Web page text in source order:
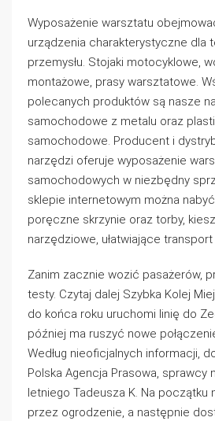
Wyposażenie warsztatu
urządzenia charakterystyczne dla
przemysłu. Stojaki motocyklowe,
montażowe, prasy warsztatowe.
polecanych produktów są nasze
samochodowe z metalu oraz
samochodowe. Producent i
narzędzi oferuje wyposażenie
samochodowych w niezbędny
sklepie internetowym można
poręczne skrzynie oraz torby,
narzędziowe, ułatwiające
Zanim zacznie wozić pasażerów,
testy. Czytaj dalej Szybka Kolej
do końca roku uruchomi linię do
później ma ruszyć nowe
Według nieoficjalnych informacji,
Polska Agencja Prasowa, sprawcy
letniego Tadeusza K. Na początku
przez ogrodzenie, a następnie